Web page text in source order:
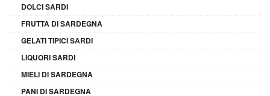
DOLCI SARDI
FRUTTA DI SARDEGNA
GELATI TIPICI SARDI
LIQUORI SARDI
MIELI DI SARDEGNA
PANI DI SARDEGNA